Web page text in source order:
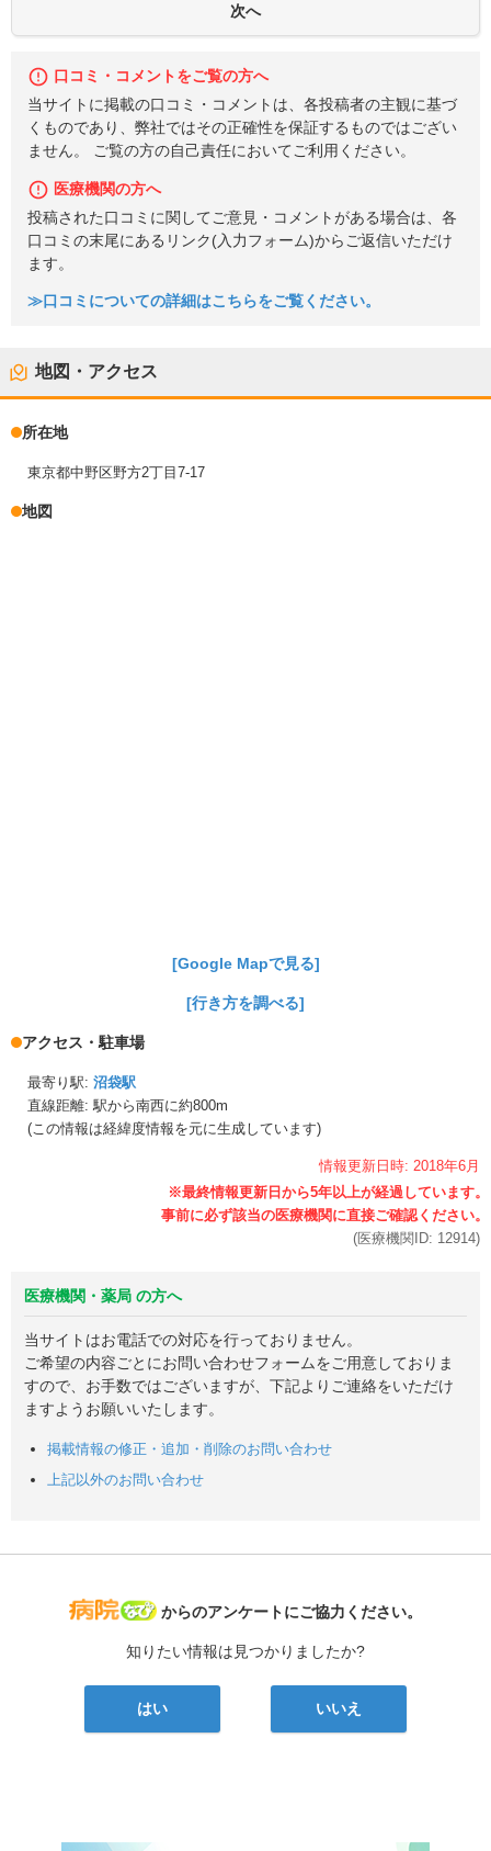
口コミ・コメントをご覧の方へ
当サイトに掲載の口コミ・コメントは、各投稿者の主観に基づ
くものであり、弊社ではその正確性を保証するものではござい
ません。 ご覧の方の自己責任においてご利用ください。
医療機関の方へ
投稿された口コミに関してご意見・コメントがある場合は、各
口コミの末尾にあるリンク(入力フォーム)からご返信いただけ
ます。
≫口コミについての詳細はこちらをご覧ください。
地図・アクセス
所在地
東京都中野区野方2丁目7-17
地図
[Google Mapで見る]
[行き方を調べる]
アクセス・駐車場
最寄り駅: 沼袋駅
直線距離: 駅から南西に約800m
(この情報は経緯度情報を元に生成しています)
情報更新日時: 2018年6月
(医療機関ID: 12914)
医療機関・薬局 の方へ
当サイトはお電話での対応を行っておりません。
ご希望の内容ごとにお問い合わせフォームをご用意しておりま
すので、お手数ではございますが、下記よりご連絡をいただけ
ますようお願いいたします。
掲載情報の修正・追加・削除のお問い合わせ
上記以外のお問い合わせ
病院なび
からのアンケートにご協力ください。
知りたい情報は見つかりましたか?
はい いいえ